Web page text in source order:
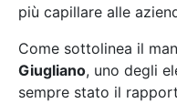
più capillare alle
Come sottolinea il
Giugliano, uno degli
sempre stato il